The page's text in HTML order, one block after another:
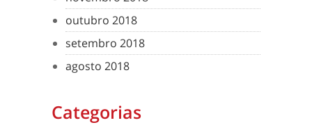
outubro 2018
setembro 2018
agosto 2018
Categorias